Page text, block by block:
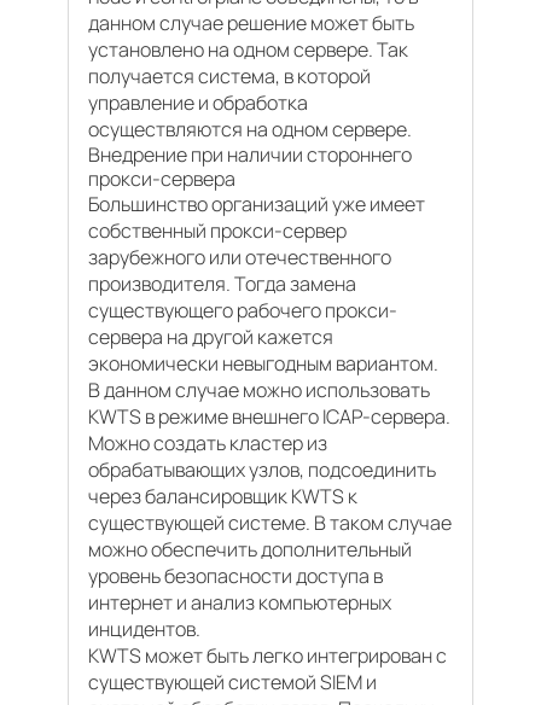
данном случае решение может быть
установлено на одном сервере. Так
получается система, в которой
управление и обработка
осуществляются на одном сервере.
Внедрение при наличии стороннего
прокси-сервера
Большинство организаций уже имеет
собственный прокси-сервер
зарубежного или отечественного
производителя. Тогда замена
существующего рабочего прокси-
сервера на другой кажется
экономически невыгодным вариантом.
В данном случае можно использовать
KWTS в режиме внешнего ICAP-сервера.
Можно создать кластер из
обрабатывающих узлов, подсоединить
через балансировщик KWTS к
существующей системе. В таком случае
можно обеспечить дополнительный
уровень безопасности доступа в
интернет и анализ компьютерных
инцидентов.
KWTS может быть легко интегрирован с
существующей системой SIEM и